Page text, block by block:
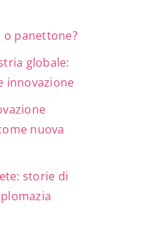
o panettone?
globale:
innovazione
nuova
storie di